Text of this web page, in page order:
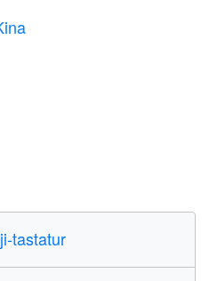
tastatur